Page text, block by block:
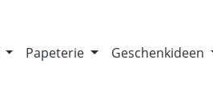
Papeterie Geschenkideen